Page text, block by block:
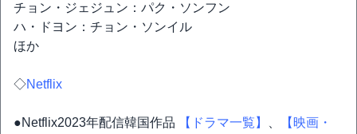
チョン・ジェジュン：パク・ソンフン
ハ・ドヨン：チョン・ソンイル
ほか
◇Netflix
●Netflix2023年配信韓国作品 【ドラマ一覧】
【映画・